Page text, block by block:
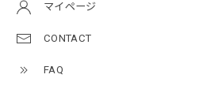
マイページ
CONTACT
FAQ